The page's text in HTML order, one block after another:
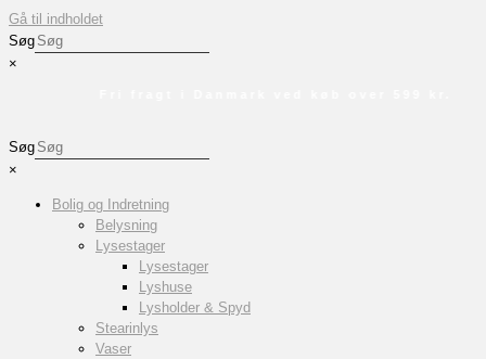
Gå til indholdet
Søg
×
Søg
×
Bolig og Indretning
Belysning
Lysestager
Lysestager
Lyshuse
Lysholder & Spyd
Stearinlys
Vaser